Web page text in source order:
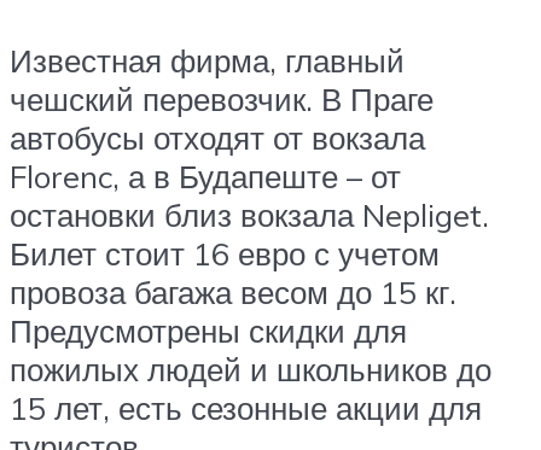
Известная фирма, главный
чешский перевозчик. В Праге
автобусы отходят от вокзала
Florenc, а в Будапеште – от
остановки близ вокзала Nepliget.
Билет стоит 16 евро с учетом
провоза багажа весом до 15 кг.
Предусмотрены скидки для
пожилых людей и школьников до
15 лет, есть сезонные акции для